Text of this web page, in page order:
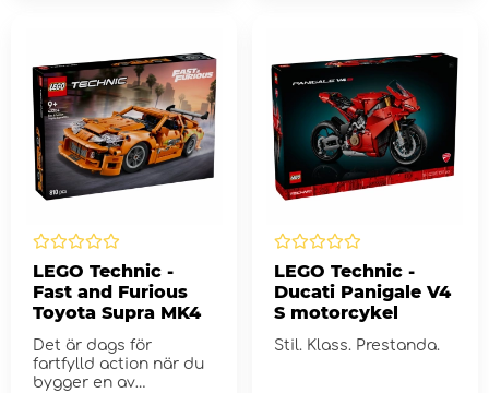
LEGO Technic -
Fast and Furious
Toyota Supra MK4
Det är dags för
fartfylld action när du
bygger en av
LEGO Technic -
Ducati Panigale V4
S motorcykel
Stil. Klass. Prestanda.